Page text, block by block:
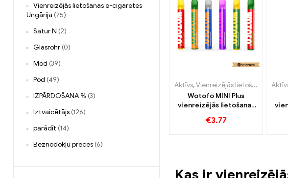
Aktīvs,Vienreizējās lietošanas e-cigarete ar nikotīnu
Wotofo MINI Plus
vienreizējās lietošanas
vienreizējās lietošanas
€3.77
Vienreizējās lietošanas e-cigaretes
Ungārija (75)
Satur N (2)
Glasrohr (0)
Mod (39)
Pod (49)
IZPĀRDOŠANA % (3)
Iztvaicētājs (126)
parādīt (14)
Beznodokļu preces (6)